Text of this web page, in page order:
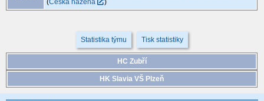
(Česká házená )
Statistika týmu Tisk statistiky
HC Zubří
HK Slavia VŠ Plzeň